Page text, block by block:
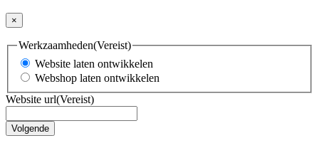
×
Werkzaamheden(Vereist)
Website laten ontwikkelen
Webshop laten ontwikkelen
Website url(Vereist)